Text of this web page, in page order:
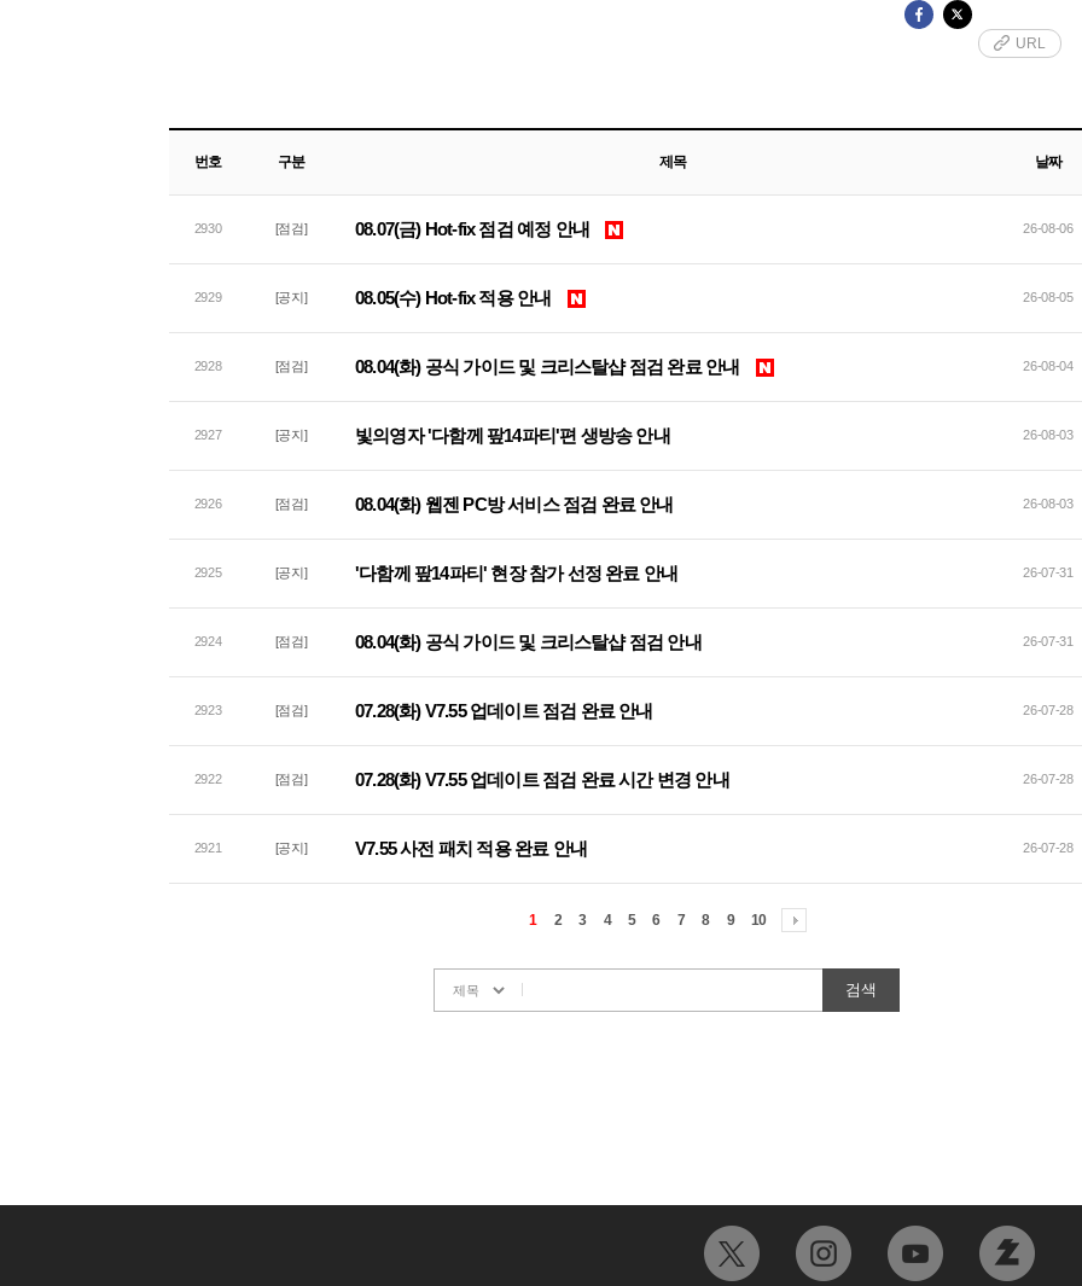
URL
번호 구분 제목 날짜
2930 [점검] 08.07(금) Hot-fix 점검 예정 안내 26-08-06
2929 [공지] 08.05(수) Hot-fix 적용 안내 26-08-05
2928 [점검] 08.04(화) 공식 가이드 및 크리스탈샵 점검 완료 안내 26-08-04
2927 [공지] 빛의영자 '다함께 팦14파티'편 생방송 안내 26-08-03
2926 [점검] 08.04(화) 웹젠 PC방 서비스 점검 완료 안내 26-08-03
2925 [공지] '다함께 팦14파티' 현장 참가 선정 완료 안내 26-07-31
2924 [점검] 08.04(화) 공식 가이드 및 크리스탈샵 점검 안내 26-07-31
2923 [점검] 07.28(화) V7.55 업데이트 점검 완료 안내 26-07-28
2922 [점검] 07.28(화) V7.55 업데이트 점검 완료 시간 변경 안내 26-07-28
2921 [공지] V7.55 사전 패치 적용 완료 안내 26-07-28
1 2 3 4 5 6 7 8 9 10